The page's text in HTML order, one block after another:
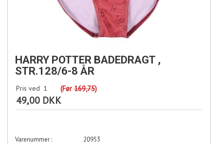
HARRY POTTER BADEDRAGT ,
STR.128/6-8 ÅR
Pris ved 1 (Før169,75)
49,00 DKK
20953